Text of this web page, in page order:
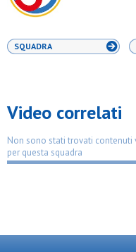
SQUADRA
Video correlati
Non sono stati trovati contenuti
per questa squadra